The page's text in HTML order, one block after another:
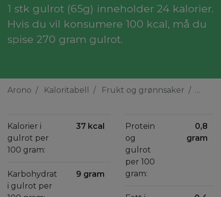
1 stk gulrot (65g) inneholder 24 kalorier.
Hvis du vil konsumere 100 kcal, må du
spise 270 gram gulrot.
Arono Kaloritabell Frukt og grønnsaker Gulrot
Kalorier i
gulrot per
100 gram:
37 kcal
Karbohydrat
i gulrot per
9 gram
Protein
og
gulrot
per 100
gram:
0,8
gram